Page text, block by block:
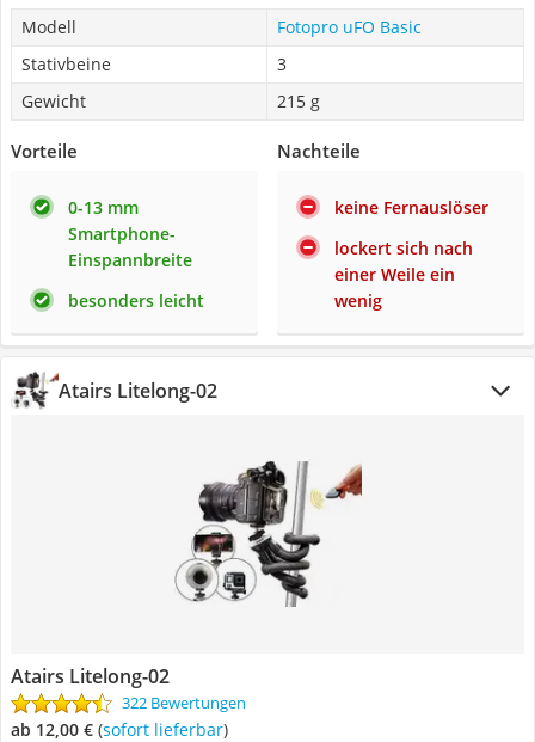
Modell
Fotopro uFO Basic
Stativbeine
3
Gewicht
215 g
Vorteile
0-13 mm
Smartphone-
Einspannbreite
besonders leicht
Nachteile
keine Fernauslöser
lockert sich nach
einer Weile ein
wenig
Atairs Litelong-02
Atairs Litelong-02
322 Bewertungen
ab 12,00 € ( Sofort lieferbar)